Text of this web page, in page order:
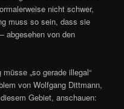
nicht schwer,
muss so sein, dass sie
abgesehen von den
„so gerade illegal“
von Wolfgang Dittmann,
Gebiet, anschauen: